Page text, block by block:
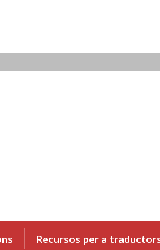
Recursos per a